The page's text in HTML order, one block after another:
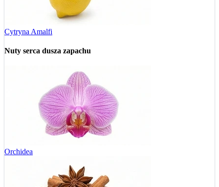
Cytryna Amalfi
Nuty serca dusza zapachu
Orchidea